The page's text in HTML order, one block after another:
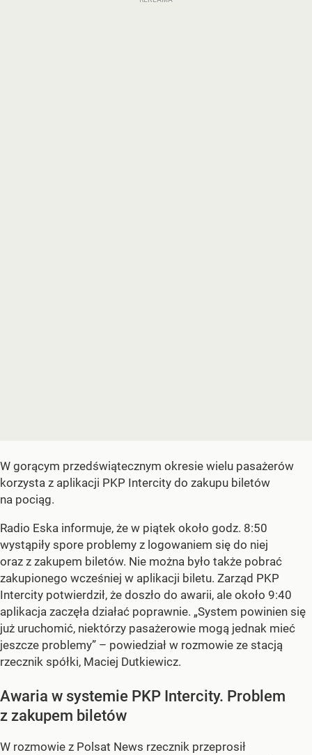
W gorącym przedświątecznym okresie wielu pasażerów
korzysta z aplikacji PKP Intercity do zakupu biletów
na pociąg.
Radio Eska informuje, że w piątek około godz. 8:50
wystąpiły spore problemy z logowaniem się do niej
oraz z zakupem biletów. Nie można było także pobrać
zakupionego wcześniej w aplikacji biletu. Zarząd PKP
Intercity potwierdził, że doszło do awarii, ale około 9:40
aplikacja zaczęła działać poprawnie. „System powinien się
już uruchomić, niektórzy pasażerowie mogą jednak mieć
jeszcze problemy” – powiedział w rozmowie ze stacją
rzecznik spółki, Maciej Dutkiewicz.
Awaria w systemie PKP Intercity. Problem
z zakupem biletów
W rozmowie z Polsat News rzecznik przeprosił